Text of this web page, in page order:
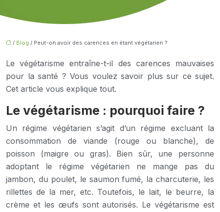
/ Blog / Peut-on avoir des carences en étant végétarien ?
Le végétarisme entraîne-t-il des carences mauvaises
pour la santé ? Vous voulez savoir plus sur ce sujet.
Cet article vous explique tout.
Le végétarisme : pourquoi faire ?
Un régime végétarien s’agit d’un régime excluant la
consommation de viande (rouge ou blanche), de
poisson (maigre ou gras). Bien sûr, une personne
adoptant le régime végétarien ne mange pas du
jambon, du poulet, le saumon fumé, la charcuterie, les
rillettes de la mer, etc. Toutefois, le lait, le beurre, la
crème et les œufs sont autorisés. Le végétarisme est